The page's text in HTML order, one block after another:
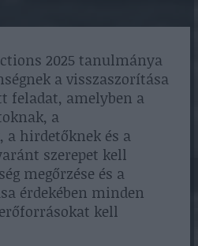
2025 tanulmánya
a visszaszorítása
feladat, amelyben a
a
hirdetőknek és a
szerepet kell
megőrzése és a
érdekében minden
kell